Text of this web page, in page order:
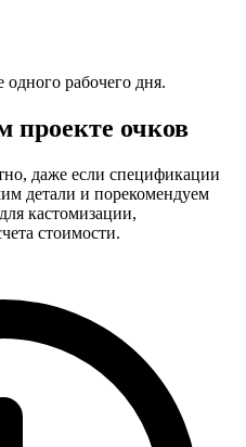
рабочего дня.
проекте очков
даже если спецификации
детали и порекомендуем
кастомизации,
стоимости.